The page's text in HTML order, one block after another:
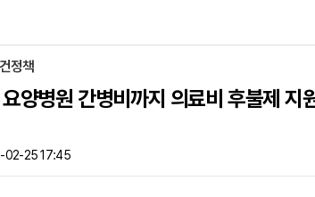
정책
양병원 간병비까지 의료비 후불제 지
02-25 17:45